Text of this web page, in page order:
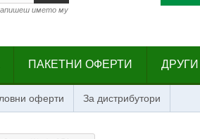
името му
ПАКЕТНИ ОФЕРТИ ДРУГИ
оферти За дистрибутори